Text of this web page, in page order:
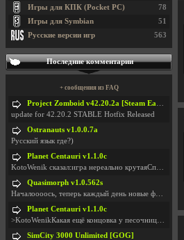
78
Игры для КПК (Pocket PC)
51
Игры для Symbian
563
Русские версии игр
Последние комментарии
+ сообщения из FAQ
Project Zomboid v42.20.2a [Steam Early Access]
update for 42.20.2 STABLE Hotfix Released
Ostranauts v1.0.0.7a
Русский язык где?)
Planet Centauri v1.1.0c
KotoWenik сказал:игра нереально крутаяСпасибо )))
Quasimorph v1.0.562s
Началоооось, теперь каждый день новые фиксики, баг
Planet Centauri v1.1.0c
>KotoWenikКакая ещё концовка у песочницы?..
SimCity 3000 Unlimited [GOG]